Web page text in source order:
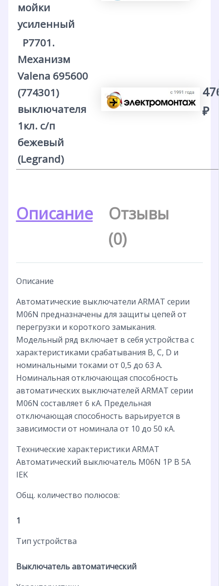
мойки
усиленный
Р7701.
Механизм
Valena 695600
(774301)
выключателя
1кл. с/п
бежевый
(Legrand)
₽
Описание
Отзывы
(0)
Описание
Автоматические выключатели ARMAT серии
M06N предназначены для защиты цепей от
перегрузки и короткого замыкания.
Модельный ряд включает в себя устройства с
характеристиками срабатывания B, C, D и
номинальными токами от 0,5 до 63 А.
Номинальная отключающая способность
автоматических выключателей ARMAT серии
M06N составляет 6 кА. Предельная
отключающая способность варьируется в
зависимости от номинала от 10 до 50 кА.
Технические характеристики ARMAT
Автоматический выключатель M06N 1P B 5А
IEK
Общ. количество полюсов:
1
Тип устройства
Выключатель автоматический